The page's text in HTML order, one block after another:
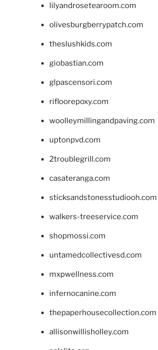
lilyandrosetearoom.com
olivesburgberrypatch.com
theslushkids.com
giobastian.com
glpascensori.com
rifloorepoxy.com
woolleymillingandpaving.com
uptonpvd.com
2troublegrill.com
casateranga.com
sticksandstonesstudiooh.com
walkers-treeservice.com
shopmossi.com
untamedcollectivesd.com
mxpwellness.com
infernocanine.com
thepaperhousecollection.com
allisonwillisholley.com